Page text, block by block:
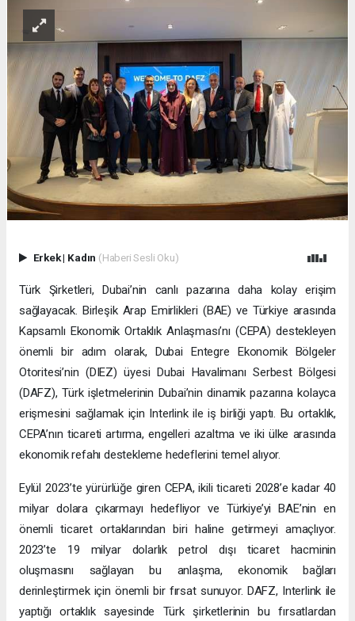
Erkek| Kadın (Haberi Sesli Oku)
Türk Şirketleri, Dubai’nin canlı pazarına daha kolay erişim
sağlayacak. Birleşik Arap Emirlikleri (BAE) ve Türkiye arasında
Kapsamlı Ekonomik Ortaklık Anlaşması’nı (CEPA) destekleyen
önemli bir adım olarak, Dubai Entegre Ekonomik Bölgeler
Otoritesi’nin (DIEZ) üyesi Dubai Havalimanı Serbest Bölgesi
(DAFZ), Türk işletmelerinin Dubai’nin dinamik pazarına kolayca
erişmesini sağlamak için Interlink ile iş birliği yaptı. Bu ortaklık,
CEPA’nın ticareti artırma, engelleri azaltma ve iki ülke arasında
ekonomik refahı destekleme hedeflerini temel alıyor.
Eylül 2023’te yürürlüğe giren CEPA, ikili ticareti 2028’e kadar 40
milyar dolara çıkarmayı hedefliyor ve Türkiye’yi BAE’nin en
önemli ticaret ortaklarından biri haline getirmeyi amaçlıyor.
2023’te 19 milyar dolarlık petrol dışı ticaret hacminin
oluşmasını sağlayan bu anlaşma, ekonomik bağları
derinleştirmek için önemli bir fırsat sunuyor. DAFZ, Interlink ile
yaptığı ortaklık sayesinde Türk şirketlerinin bu fırsatlardan